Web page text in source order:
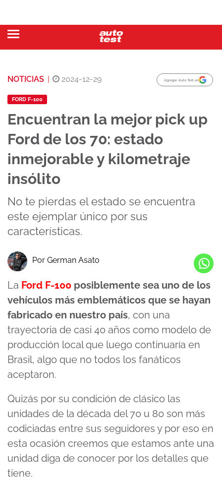
NOTICIAS | 2024-12-29 Agregar Auto Test en
FORD F-100
Encuentran la mejor pick up
Ford de los 70: estado
inmejorable y kilometraje
insólito
No te pierdas el estado se encuentra
este ejemplar único por sus
características.
Por German Asato
La Ford F-100 posiblemente sea uno de los
vehículos más emblemáticos que se hayan
fabricado en nuestro país, con una
trayectoria de casi 40 años como modelo de
producción local que luego continuaría en
Brasil, algo que no todos los fanáticos
aceptaron.
Quizás por su condición de clásico las
unidades de la década del 70 u 80 son más
codiciadas entre sus seguidores y por eso en
esta ocasión creemos que estamos ante una
unidad diga de conocer por los detalles que
tiene.